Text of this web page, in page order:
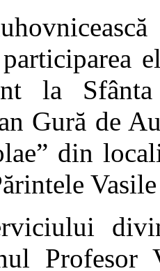
la
Gură de
din
Profesor